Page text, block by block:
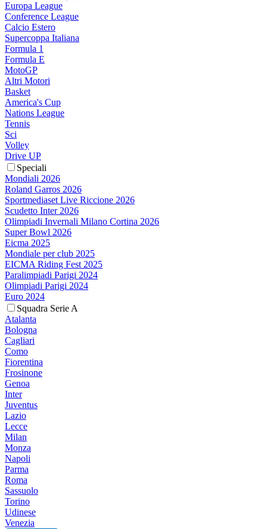
Europa League
Conference League
Calcio Estero
Supercoppa Italiana
Formula 1
Formula E
MotoGP
Altri Motori
Basket
America's Cup
Nations League
Tennis
Sci
Volley
Drive UP
Speciali
Mondiali 2026
Roland Garros 2026
Sportmediaset Live Riccione 2026
Scudetto Inter 2026
Olimpiadi Invernali Milano Cortina 2026
Super Bowl 2026
Eicma 2025
Mondiale per club 2025
EICMA Riding Fest 2025
Paralimpiadi Parigi 2024
Olimpiadi Parigi 2024
Euro 2024
Squadra Serie A
Atalanta
Bologna
Cagliari
Como
Fiorentina
Frosinone
Genoa
Inter
Juventus
Lazio
Lecce
Milan
Monza
Napoli
Parma
Roma
Sassuolo
Torino
Udinese
Venezia